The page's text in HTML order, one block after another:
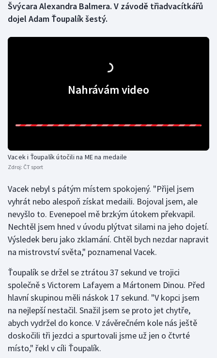
Gymnastika
Házená
Lyže a snowboard
Motorsport
Olympijské hry
Parasport
Plavání
Plážový volejbal
Ragby
Rychlobruslení
Švýcara Alexandra Balmera. V závodě třiadvacítkářů
dojel Adam Ťoupalík šestý.
Nahrávám video
Vacek i Ťoupalík útočili na ME na medaile
Zdroj: ČT sport
Vacek nebyl s pátým místem spokojený. "Přijel jsem
vyhrát nebo alespoň získat medaili. Bojoval jsem, ale
nevyšlo to. Evenepoel mě brzkým útokem překvapil.
Nechtěl jsem hned v úvodu plýtvat silami na jeho dojetí.
Výsledek beru jako zklamání. Chtěl bych nezdar napravit
na mistrovství světa," poznamenal Vacek.
Ťoupalík se držel se ztrátou 37 sekund ve trojici
společně s Victorem Lafayem a Mártonem Dinou. Před
hlavní skupinou měli náskok 17 sekund. "V kopci jsem
na nejlepší nestačil. Snažil jsem se proto jet chytře,
abych vydržel do konce. V závěrečném kole nás ještě
doskočili tři jezdci a spurtovali jsme už jen o čtvrté
místo," řekl v cíli Ťoupalík.